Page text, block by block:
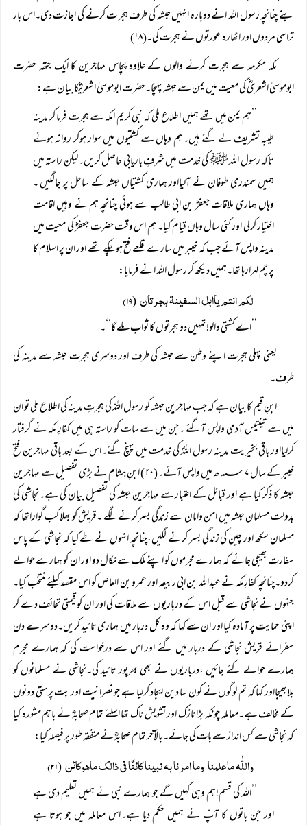
بنے چنانچہ رسول اللہ انے دوبارہ انہیں حبشہ کی طرف ہجر ت کرنے کی اجازت دی۔اس بار
تراسی مردوں اور اٹھارہ عورتوں نے ہجرت کی۔(۱۸)
مکہ مکرمہ سے ہجرت کرنے والوں کے علاوہ پچاس مہاجرین کا ایک جتھہ حضرت
ابوموسیٰ اشعریؓ کی معیت میں یمن سے حبشہ پہنچا۔حضرت ابوموسیٰ اشعریؓکا بیان ہے:
’’ہم یمن میں تھے ہمیں اطلاع ملی کہ نبی کریم امکہ سے ہجرت فرما کر مدینہ
طیبہ تشریف لے گئے ہیں۔ہم وہاں سے کشتیوں میں سوار ہوکر روانہ ہوئے
تاکہ رسول اللہ ﷺ کی خدمت میں شرفِ باریابی حاصل کریں۔لیکن راستہ میں
ہمیں سمندری طوفان نے آلیااور ہماری کشتیاں حبشہ کے ساحل پر جالگیں ۔
وہاں ہماری ملاقات جعفرؓ بن ابی طالب سے ہوئی چنانچہ ہم نے وہیں اقامت
اختیار کرلی اور کئی سال وہاں قیام کیا۔ ہم اس وقت حضرت جعفرؓ کی معیت میں
مدینہ واپس آئے جب کہ خیبر میں سارے قلعے فتح ہوچکے تھے اور ان پر اسلام کا
پرچم لہرارہا تھا۔ہمیں دیکھ کر رسول اللہ انے فرمایا:
لکم انتم یااہل السفینۃ ہجرتان(۱۹)
’’اے کشتی والو!تمہیں دو ہجرتوں کا ثواب ملے گا‘‘۔
یعنی پہلی ہجرت اپنے وطن سے حبشہ کی طرف اور دوسری ہجرت حبشہ سے مدینہ کی
طرف۔
ابنِ قیم کا بیان ہے کہ جب مہاجرین حبشہ کو رسول اللہؐ کی ہجرتِ مدینہ کی اطلاع ملی تو ان
میں سے تینتیس آدمی واپس آگئے ۔جن میں سے سات کو راستہ ہی میں کفارِ مکہ نے گرفتار
کرلیااور باقی بخیریت مدینہ رسول اللہؐ کی خدمت میں پہنچ گئے۔اس کے بعد باقی مہاجرین فتح
خیبر کے سال ۷ ؁ھ میں واپس آئے۔(۲۰) ابنِ ہشام نے بڑی تفصیل سے مہاجرین
حبشہ کا ذکر کیا ہے اور قبائل کے اعتبار سے مہاجرین حبشہ کی تفصیل بیان کی ہے۔نجاشی کی
بدولت مسلمان حبشہ میں امن وامان سے زندگی بسر کرنے لگے ۔قریش کو بھلا کب گواراتھا کہ
مسلمان سکھ اور چین کی زندگی بسر کرنے لگیں،چنانچہ انہوں نے طے کیا کہ نجاشی کے پاس
سفارت بھیجی جائے کہ ہمارے مجرموں کو اپنے ملک سے نکال دو اور ان کو ہمارے حوالے
کردو۔چنانچہ کفارِمکہ نے عبداللہ بن ابی ربیعہ اور عمرو بن العاص کو اس مقصد کیلئے منتخب کیا۔
جنہوں نے نجاشی سے قبل اس کے درباریوں سے ملاقات کی اور ان کو قیمتی تحائف دے کر
اپنی حمایت پر آمادہ کیا اور ان سے کہا کہ وہ کل دربار میں ہماری تائید کریں۔دوسرے دن
سفرائے قریش نجاشی کے دربار میں گئے اور اس سے درخواست کی کہ ہمارے مجرم
ہمارے حوالے کئے جائیں ،درباریوں نے بھی بھرپور تائید کی۔نجاشی نے مسلمانوں کو
بلابھیجااور کہا کہ تم لوگوں نے کون سا دین ایجاد کرلیا ہے جو نصرانیت اور بت پرستی دونوں
کے مخالف ہے۔معاملہ چونکہ بڑا نازک اور تشویش ناک تھا اسلئے تمام صحابہؓ نے باہم مشورہ کیا
کہ نجاشی سے کس انداز سے بات کی جائے۔ بالآخر تمام صحابہؓ نے متفقہ طور پر فیصلہ کیا:
واللّٰہ ماعلمنا،وما امرنا بہ نبینا کائنًا فی ذالک ماھوکائن(۲۱)
’’اللہ کی قسم!ہم وہی کہیں گے جو ہمارے نبی نے ہمیں تعلیم دی ہے
اور جن باتوں کا آپؐ نے ہمیں حکم دیا ہے۔اس معاملہ میں جو ہوتا ہے